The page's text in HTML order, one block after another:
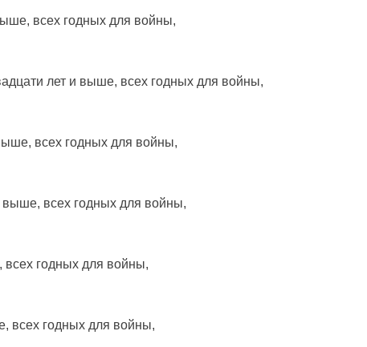
, всех годныхдля войны,
лети выше, всех годныхдля войны,
, всех годныхдля войны,
выше, всех годныхдля войны,
всех годныхдля войны,
, всех годныхдля войны,